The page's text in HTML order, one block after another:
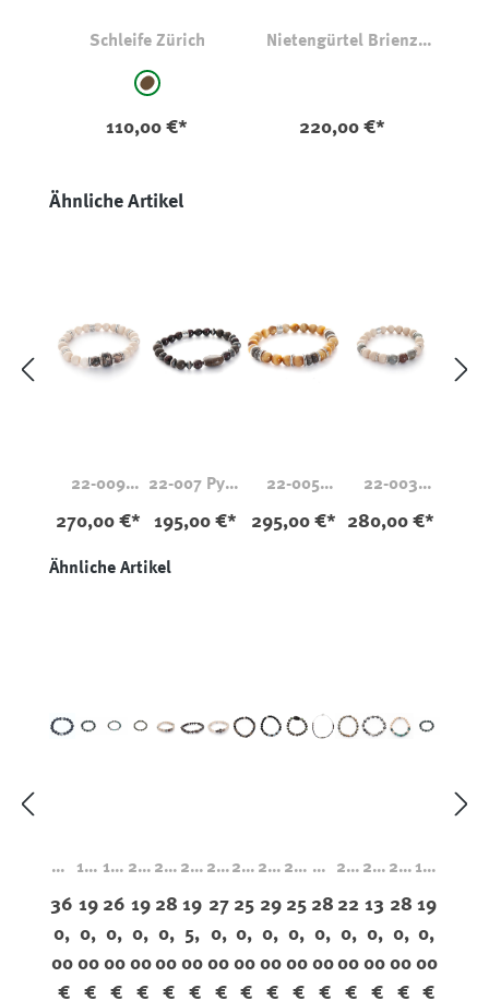
Schleife Zürich
auswählen
braun - gestreift
110,00 €*
Nietengürtel Brienz
220,00 €*
Produktgalerie überspringen
Ähnliche Artikel
22-009
Achat
270,00 €*
22-007 Pyrit
Dinosaurier
knochen
195,00 €*
22-005
Dinosaurier
295,00 €*
22-003
Dinosaurier
280,00 €*
Produktgalerie überspringen
Ähnliche Artikel
OE
18-
00
1
Me
36
0,
00
€
19-
1
Qu
arz
Ka
19
0,
00
€
19-
6
Gr
an
at
26
0,
00
€
20-
4
Na
vaj
o
19
0,
00
€
22-
3
La
bra
do
28
0,
00
€
22-
7
Pyr
it
Gr
19
5,
00
€
22-
9
Tur
ite
lla
27
0,
00
€
22-
6
Fal
ke
na
25
0,
00
€
22-
4
Bla
uer
Op
29
0,
00
€
22-
2
Di
no
sa
25
0,
00
€
N2
Hal
sk
ett
e
28
0,
00
€
24-
4
Eis
en
me
22
0,
00
€
24-
0
Sei
de
nst
13
0,
00
€
24-
7
Per
u
Jas
28
0,
00
€
19-
1
Qu
arz
Ka
19
0,
00
€